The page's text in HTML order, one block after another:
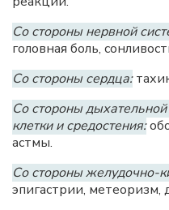
Со стороны нервной
головная боль,
Со стороны сердца:
Со стороны
клетки и средостения:
астмы.
Со стороны желудочно-
эпигастрии, метеоризм,